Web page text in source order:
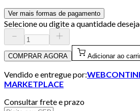
Ver mais formas de pagamento
Selecione ou digite a quantidade
COMPRAR AGORA Adicionar ao
Vendido e entregue por:
MARKETPLACE
Consultar frete e prazo